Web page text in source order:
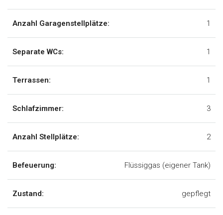
Anzahl Garagenstellplätze: 1
Separate WCs: 1
Terrassen: 1
Schlafzimmer: 3
Anzahl Stellplätze: 2
Befeuerung: Flüssiggas (eigener Tank)
Zustand: gepflegt